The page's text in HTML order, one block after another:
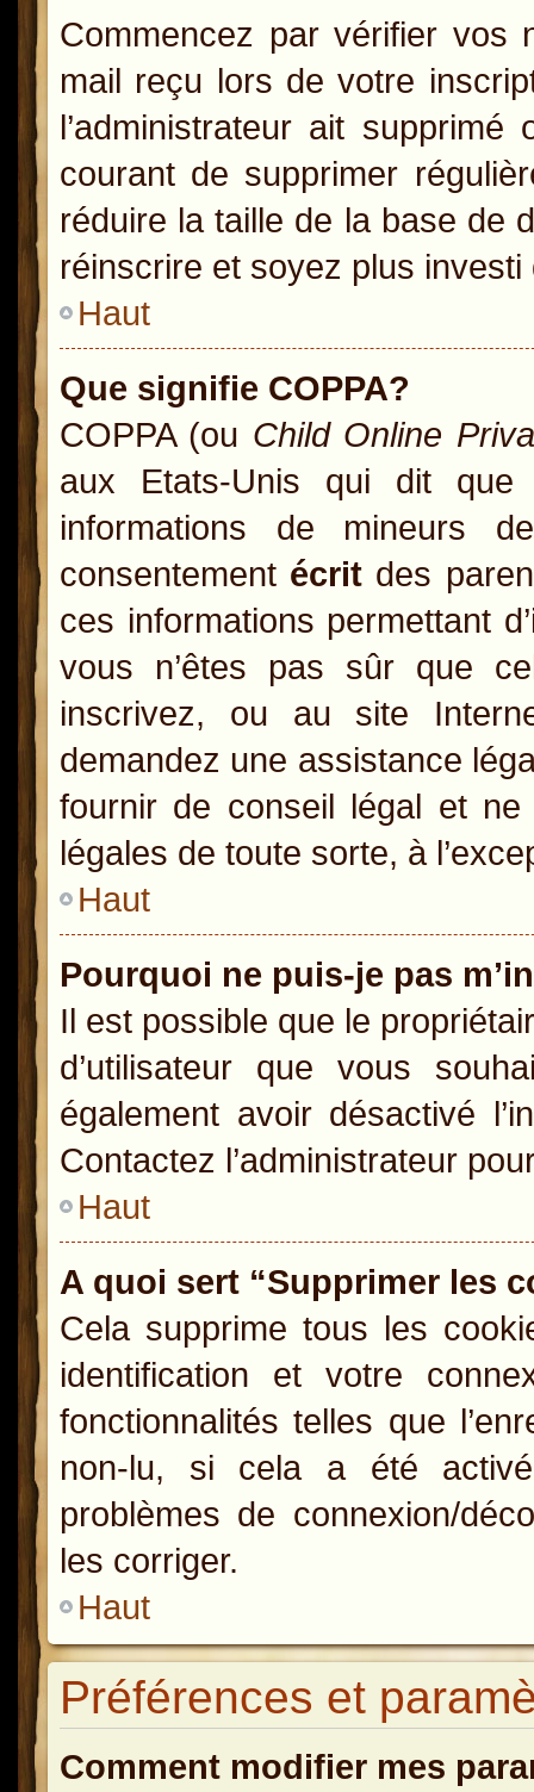
Commencez par vérifier vos
mail reçu lors de votre
l’administrateur ait
courant de supprimer
réduire la taille de la base de
réinscrire et soyez plus
Haut
Que signifie COPPA?
COPPA (ou Child Online
aux Etats-Unis qui dit que
informations de mineurs
consentement écrit des
ces informations permettant
vous n’êtes pas sûr que
inscrivez, ou au site
demandez une assistance
fournir de conseil légal et
légales de toute sorte, à
Haut
Pourquoi ne puis-je pas
Il est possible que le
d’utilisateur que vous
également avoir désactivé
Contactez l’administrateur
Haut
A quoi sert “Supprimer les
Cela supprime tous les
identification et votre
fonctionnalités telles que
non-lu, si cela a été
problèmes de connexion/
les corriger.
Haut
Préférences et
Comment modifier mes